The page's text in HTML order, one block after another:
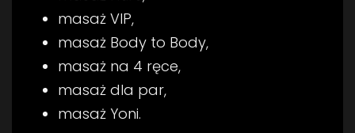
masaż VIP,
masaż Body to Body,
masaż na 4 ręce,
masaż dla par,
masaż Yoni.